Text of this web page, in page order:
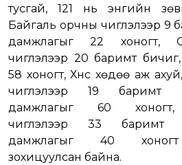
тусгай, 121 нь энгийн
Байгаль орчны чиглэлээр 9
дамжлагыг 22 хоногт,
чиглэлээр 20 баримт
58 хоногт, Хүнс хөдөө аж
чиглэлээр 19
дамжлагыг 60
чиглэлээр 33
дамжлагыг 40 хоногт
зохицуулсан байна.